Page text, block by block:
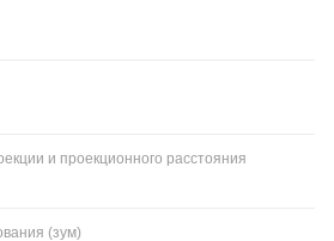
и проекционного расстояния
(зум)